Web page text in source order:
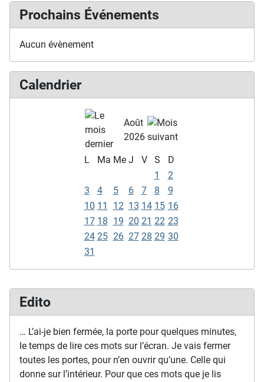
Edito
… L’ai-je bien fermée, la porte pour quelques minutes,
le temps de lire ces mots sur l’écran. Je vais fermer
toutes les portes, pour n’en ouvrir qu’une. Celle qui
donne sur l’intérieur. Pour que ces mots que je lis
Prochains Événements
Aucun évènement
Calendrier
Août
2026
L Ma Me J V S
D
1
2
3
4 5 6 7 8
9
10 11 12 13 14 15 16
17 18 19 20 21 22 23
24 25 26 27 28 29 30
31